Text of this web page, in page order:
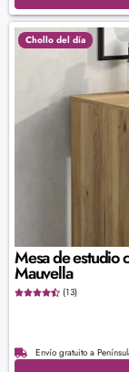
Chollo del día
Mesa de estudio
Mauvella
(13)
Envío gratuito a